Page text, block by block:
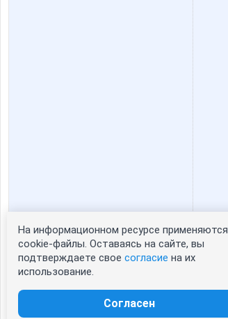
Статистика портрета:
сейчас просматривают портрет - 0
зарегистрированные пользователи
На информационном ресурсе применяются
cookie-файлы. Оставаясь на сайте, вы
подтверждаете свое согласие на их
использование.
Согласен